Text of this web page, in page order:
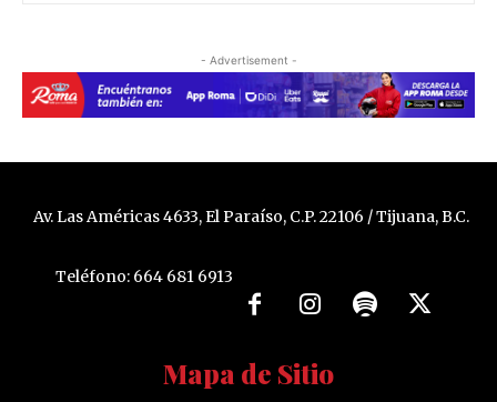
- Advertisement -
Av. Las Américas 4633, El Paraíso, C.P. 22106 / Tijuana, B.C.
Teléfono: 664 681 6913
Mapa de Sitio